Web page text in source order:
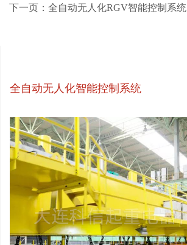
下一页：全自动无人化RGV智能控制系统
全自动无人化智能控制系统